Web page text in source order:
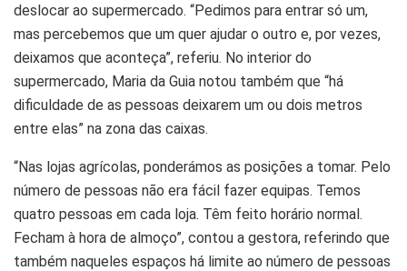
deslocar ao supermercado. “Pedimos para entrar só um,
mas percebemos que um quer ajudar o outro e, por vezes,
deixamos que aconteça”, referiu. No interior do
supermercado, Maria da Guia notou também que “há
dificuldade de as pessoas deixarem um ou dois metros
entre elas” na zona das caixas.
“Nas lojas agrícolas, ponderámos as posições a tomar. Pelo
número de pessoas não era fácil fazer equipas. Temos
quatro pessoas em cada loja. Têm feito horário normal.
Fecham à hora de almoço”, contou a gestora, referindo que
também naqueles espaços há limite ao número de pessoas